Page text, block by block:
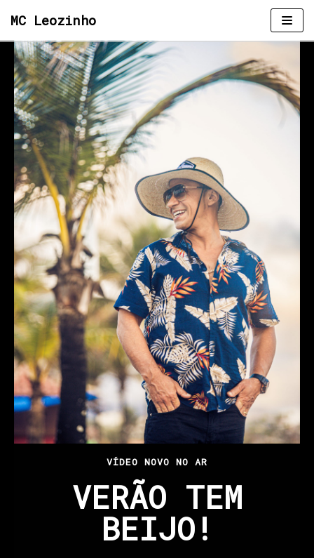
Pular
para
o
conteúdo
MC Leozinho
VÍDEO NOVO NO AR
VERÃO TEM
BEIJO!